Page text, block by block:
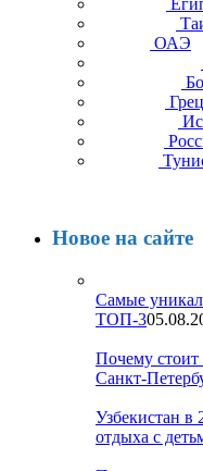
ОАЭ
Новое на сайте
Самые
ТОП-3
Почему стоит
Санкт-
Узбекистан в
отдыха с